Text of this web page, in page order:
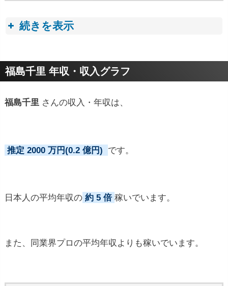
続きを表示
プロフィールトピック
福島千里 年収・収入グラフ
福島千里 さんの収入・年収は、
推定 2000 万円(0.2 億円) です。
日本人の平均年収の 約 5 倍 稼いでいます。
また、同業界プロの平均年収よりも稼いでいます。